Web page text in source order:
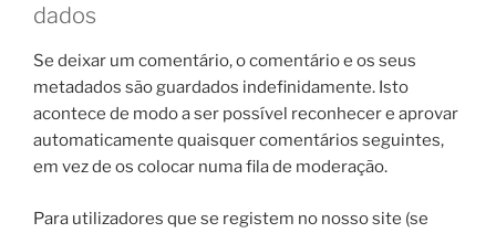
dados
Se deixar um comentário, o comentário e os seus
metadados são guardados indefinidamente. Isto
acontece de modo a ser possível reconhecer e aprovar
automaticamente quaisquer comentários seguintes,
em vez de os colocar numa fila de moderação.
Para utilizadores que se registem no nosso site (se